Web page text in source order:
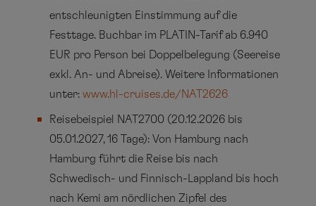
entschleunigten Einstimmung auf die
Festtage. Buchbar im PLATIN-Tarif ab 6.940
EUR pro Person bei Doppelbelegung (Seereise
exkl. An- und Abreise). Weitere Informationen
unter:www.hl-cruises.de/NAT2626
Reisebeispiel NAT2700 (20.12.2026 bis
05.01.2027, 16 Tage): Von Hamburg nach
Hamburg führt die Reise bis nach
Schwedisch- und Finnisch-Lappland bis hoch
nach Kemi am nördlichen Zipfel des